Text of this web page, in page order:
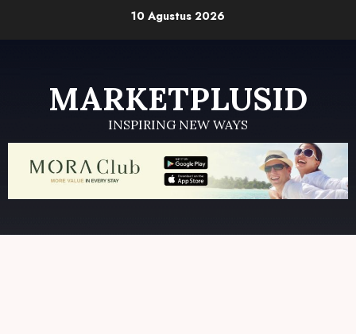
10 Agustus 2026
MARKETPLUSID
INSPIRING NEW WAYS